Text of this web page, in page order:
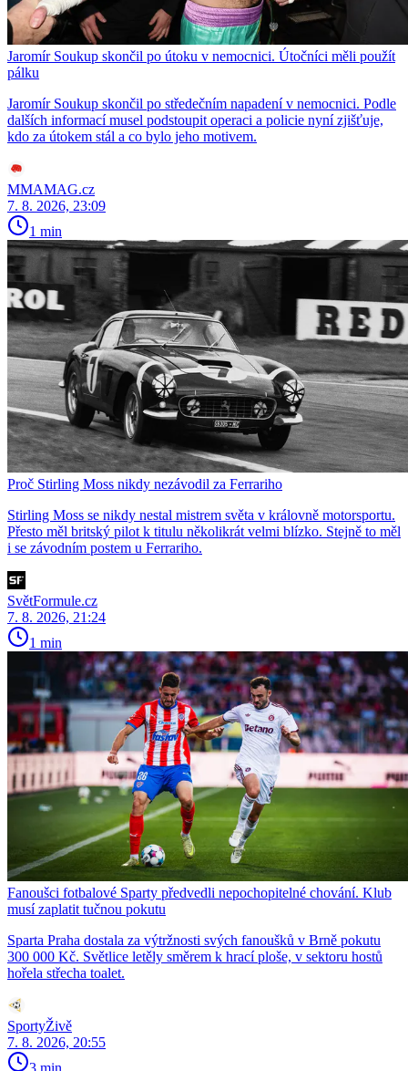
Jaromír Soukup skončil po útoku v nemocnici. Útočníci měli použít
pálku
Jaromír Soukup skončil po středečním napadení v nemocnici. Podle
dalších informací musel podstoupit operaci a policie nyní zjišťuje,
kdo za útokem stál a co bylo jeho motivem.
MMAMAG.cz
7. 8. 2026, 23:09
1 min
Proč Stirling Moss nikdy nezávodil za Ferrariho
Stirling Moss se nikdy nestal mistrem světa v královně motorsportu.
Přesto měl britský pilot k titulu několikrát velmi blízko. Stejně to měl
i se závodním postem u Ferrariho.
SvětFormule.cz
7. 8. 2026, 21:24
1 min
Fanoušci fotbalové Sparty předvedli nepochopitelné chování. Klub
musí zaplatit tučnou pokutu
Sparta Praha dostala za výtržnosti svých fanoušků v Brně pokutu
300 000 Kč. Světlice letěly směrem k hrací ploše, v sektoru hostů
hořela střecha toalet.
SportyŽivě
7. 8. 2026, 20:55
3 min